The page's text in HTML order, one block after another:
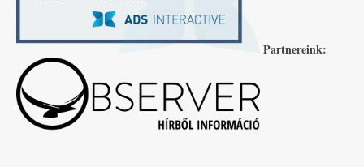
Partnereink: